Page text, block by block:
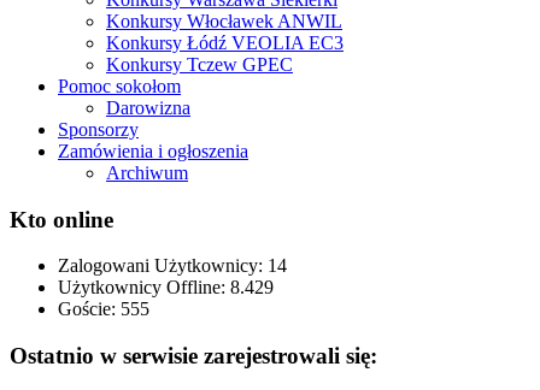
Konkursy Włocławek ANWIL
Konkursy Łódź VEOLIA EC3
Konkursy Tczew GPEC
Pomoc sokołom
Darowizna
Sponsorzy
Zamówienia i ogłoszenia
Archiwum
Kto online
Zalogowani Użytkownicy: 14
Użytkownicy Offline: 8.429
Goście: 555
Ostatnio w serwisie zarejestrowali się: